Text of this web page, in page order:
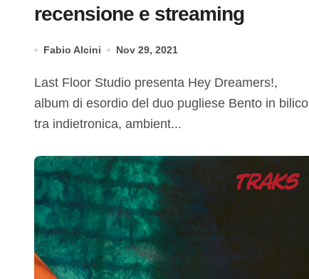
recensione e streaming
Fabio Alcini Nov 29, 2021
Last Floor Studio presenta Hey Dreamers!,
album di esordio del duo pugliese Bento in bilico
tra indietronica, ambient...